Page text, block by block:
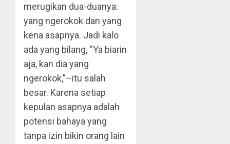
merugikan dua-duanya:
yang ngerokok dan yang
kena asapnya. Jadi kalo
ada yang bilang, “Ya biarin
aja, kan dia yang
ngerokok,”–itu salah
besar. Karena setiap
kepulan asapnya adalah
potensi bahaya yang
tanpa izin bikin orang lain